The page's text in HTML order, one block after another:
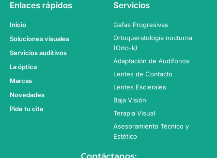
Enlaces rápidos
Inicio
Soluciones visuales
Servicios auditivos
La óptica
Marcas
Novedades
Pide tu cita
Servicios
Gafas Progresivas
Ortoqueratología nocturna
(Orto-k)
Adaptación de Audífonos
Lentes de Contacto
Lentes Esclerales
Baja Visión
Terapia Visual
Asesoramiento Técnico y
Estético
Contáctanos: